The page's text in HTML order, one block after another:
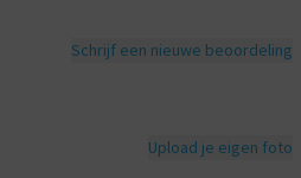
Schrijf een nieuwe beoordeling
Upload je eigen foto